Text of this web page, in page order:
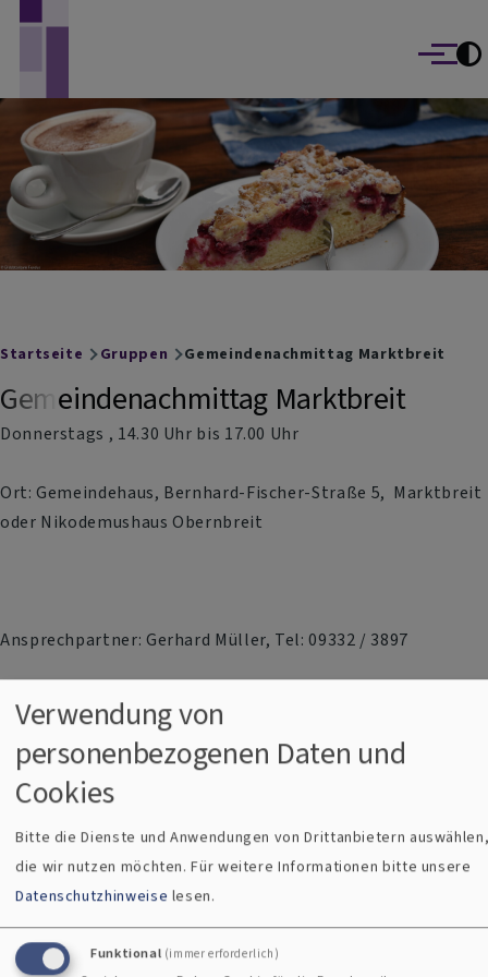
Menü
Breadcrumb
Startseite Gruppen Gemeindenachmittag Marktbreit
Gemeindenachmittag Marktbreit
Donnerstags , 14.30 Uhr bis 17.00 Uhr
Ort: Gemeindehaus, Bernhard-Fischer-Straße 5, Marktbreit
oder Nikodemushaus Obernbreit
Ansprechpartner: Gerhard Müller, Tel: 09332 / 3897
Evangelische-Termine Slider-Teaser
Verwendung von
personenbezogenen Daten und
Cookies
Bitte die Dienste und Anwendungen von Drittanbietern
die wir nutzen möchten.Für weitere Informationen bitte unsere
Datenschutzhinweise lesen.
Funktional (immer erforderlich)